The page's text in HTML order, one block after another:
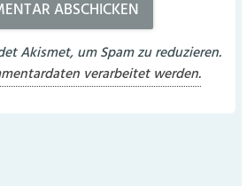
Akismet, um Spam zu reduzieren.
verarbeitet werden.